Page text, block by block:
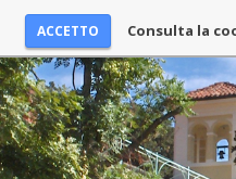
Consulta la